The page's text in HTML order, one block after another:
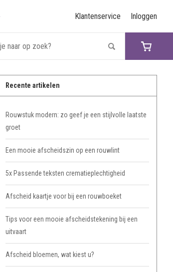
Inloggen
Klantenservice
Recente artikelen
Rouwstuk modern: zo geef je een stijlvolle laatste
groet
Een mooie afscheidszin op een rouwlint
5x Passende teksten crematieplechtigheid
Afscheid kaartje voor bij een rouwboeket
Tips voor een mooie afscheidstekening bij een
uitvaart
Afscheid bloemen, wat kiest u?